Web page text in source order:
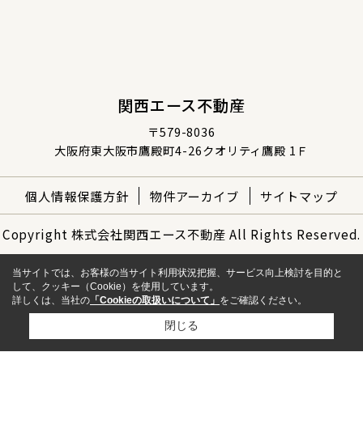
関西エース不動産
〒579-8036
大阪府東大阪市鷹殿町4-26クオリティ鷹殿 1Ｆ
個人情報保護方針 物件アーカイブ サイトマップ
Copyright 株式会社関西エース不動産 All Rights Reserved.
当サイトでは、お客様の当サイト利用状況把握、サービス向上検討を目的と
して、クッキー（Cookie）を使用しています。
詳しくは、当社の 「Cookieの取扱いについて」 をご確認ください。
閉じる